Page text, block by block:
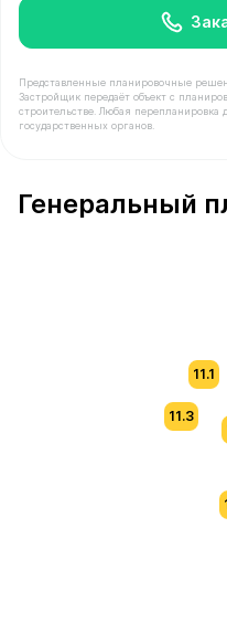
Представленные планировочные
Застройщик передаёт объект с
строительстве. Любая перепланировка
государственных органов.
Генеральный
11.3
11.1